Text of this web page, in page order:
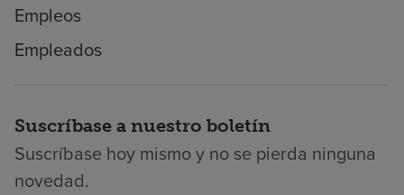
Empleos
Empleados
Suscríbase a nuestro boletín
Suscríbase hoy mismo y no se pierda ninguna
novedad.